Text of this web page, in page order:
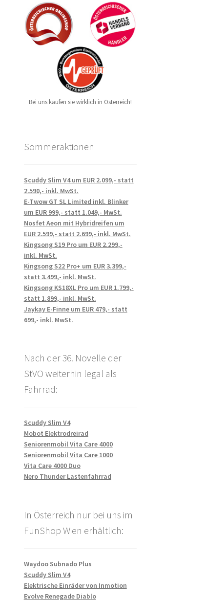
Bei uns kaufen sie wirklich in Österreich!
Sommeraktionen
Scuddy Slim V4 um EUR 2.099,- statt
2.590,- inkl. MwSt.
E-Twow GT SL Limited inkl. Blinker
um EUR 999,- statt 1.049,- MwSt.
Nosfet Aeon mit Hybridreifen um
EUR 2.599,- statt 2.699,- inkl. MwSt.
Kingsong S19 Pro um EUR 2.299,-
inkl. MwSt.
Kingsong S22 Pro+ um EUR 3.399,-
statt 3.499,- inkl. MwSt.
Kingsong KS18XL Pro um EUR 1.799,-
statt 1.899,- inkl. MwSt.
Jaykay E-Finne um EUR 479,- statt
699,- inkl. MwSt.
Nach der 36. Novelle der
StVO weiterhin legal als
Fahrrad:
Scuddy Slim V4
Mobot Elektrodreirad
Seniorenmobil Vita Care 4000
Seniorenmobil Vita Care 1000
Vita Care 4000 Duo
Nero Thunder Lastenfahrrad
In Österreich nur bei uns im
FunShop Wien erhältlich:
Waydoo Subnado Plus
Scuddy Slim V4
Elektrische Einräder von Inmotion
Evolve Renegade Diablo